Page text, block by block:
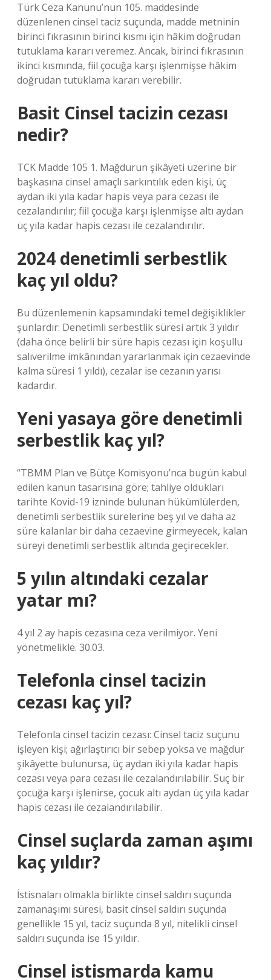
Türk Ceza Kanunu’nun 105. maddesinde
düzenlenen cinsel taciz suçunda, madde metninin
birinci fıkrasının birinci kısmı için hâkim doğrudan
tutuklama kararı veremez. Ancak, birinci fıkrasının
ikinci kısmında, fiil çocuğa karşı işlenmişse hâkim
doğrudan tutuklama kararı verebilir.
Basit Cinsel tacizin cezası
nedir?
TCK Madde 105 1. Mağdurun şikâyeti üzerine bir
başkasına cinsel amaçlı sarkıntılık eden kişi, üç
aydan iki yıla kadar hapis veya para cezası ile
cezalandırılır; fiil çocuğa karşı işlenmişse altı aydan
üç yıla kadar hapis cezası ile cezalandırılır.
2024 denetimli serbestlik
kaç yıl oldu?
Bu düzenlemenin kapsamındaki temel değişiklikler
şunlardır: Denetimli serbestlik süresi artık 3 yıldır
(daha önce belirli bir süre hapis cezası için koşullu
salıverilme imkânından yararlanmak için cezaevinde
kalma süresi 1 yıldı), cezalar ise cezanın yarısı
kadardır.
Yeni yasaya göre denetimli
serbestlik kaç yıl?
“TBMM Plan ve Bütçe Komisyonu’nca bugün kabul
edilen kanun tasarısına göre; tahliye oldukları
tarihte Kovid-19 izninde bulunan hükümlülerden,
denetimli serbestlik sürelerine beş yıl ve daha az
süre kalanlar bir daha cezaevine girmeyecek, kalan
süreyi denetimli serbestlik altında geçirecekler.
5 yılın altındaki cezalar
yatar mı?
4 yıl 2 ay hapis cezasına ceza verilmiyor. Yeni
yönetmelikle. 30.03.
Telefonla cinsel tacizin
cezası kaç yıl?
Telefonla cinsel tacizin cezası: Cinsel taciz suçunu
işleyen kişi; ağırlaştırıcı bir sebep yoksa ve mağdur
şikâyette bulunursa, üç aydan iki yıla kadar hapis
cezası veya para cezası ile cezalandırılabilir. Suç bir
çocuğa karşı işlenirse, çocuk altı aydan üç yıla kadar
hapis cezası ile cezalandırılabilir.
Cinsel suçlarda zaman aşımı
kaç yıldır?
İstisnaları olmakla birlikte cinsel saldırı suçunda
zamanaşımı süresi, basit cinsel saldırı suçunda
genellikle 15 yıl, taciz suçunda 8 yıl, nitelikli cinsel
saldırı suçunda ise 15 yıldır.
Cinsel istismarda kamu